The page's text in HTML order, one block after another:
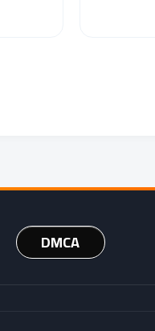
DMCA